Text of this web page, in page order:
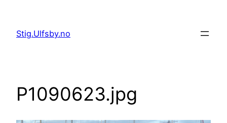
innhold
Stig.Ulfsby.no
P1090623.jpg